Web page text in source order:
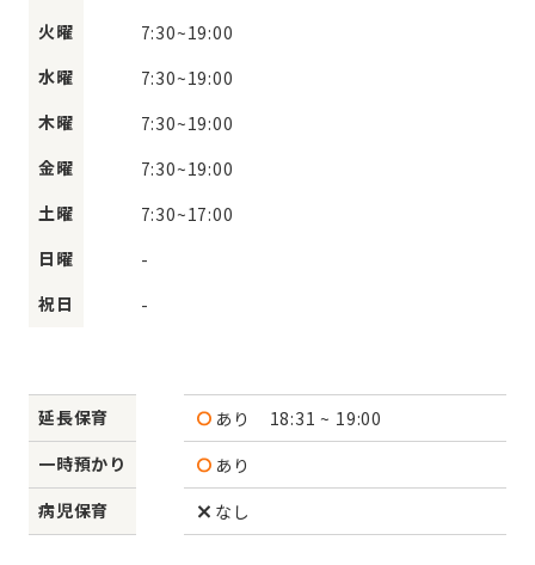
火曜
7:30~19:00
水曜
7:30~19:00
木曜
7:30~19:00
金曜
7:30~19:00
土曜
7:30~17:00
日曜
-
祝日
-
延長保育 あり
18:31 ~ 19:00
一時預かり
あり
病児保育
なし